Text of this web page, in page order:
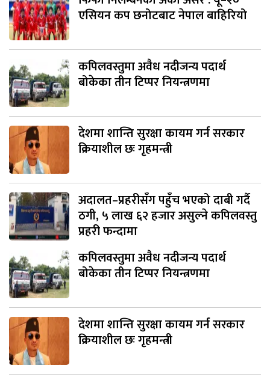
एसियन कप छनोटबाट नेपाल बाहिरियो
कपिलवस्तुमा अवैध नदीजन्य पदार्थ
बोकेका तीन टिप्पर नियन्त्रणमा
देशमा शान्ति सुरक्षा कायम गर्न सरकार
क्रियाशील छः गृहमन्त्री
अदालत–प्रहरीसँग पहुँच भएको दाबी गर्दै
ठगी, ५ लाख ६२ हजार असुल्ने कपिलवस्तु
प्रहरी फन्दामा
कपिलवस्तुमा अवैध नदीजन्य पदार्थ
बोकेका तीन टिप्पर नियन्त्रणमा
देशमा शान्ति सुरक्षा कायम गर्न सरकार
क्रियाशील छः गृहमन्त्री